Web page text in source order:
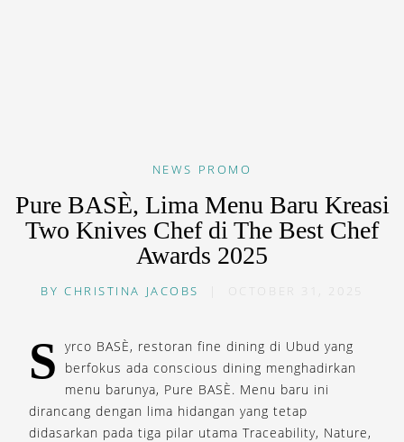
NEWS PROMO
Pure BASÈ, Lima Menu Baru Kreasi
Two Knives Chef di The Best Chef
Awards 2025
BY CHRISTINA JACOBS OCTOBER 31, 2025
S yrco BASÈ, restoran fine dining di Ubud yang
berfokus ada conscious dining menghadirkan
menu barunya, Pure BASÈ. Menu baru ini
dirancang dengan lima hidangan yang tetap
didasarkan pada tiga pilar utama Traceability, Nature,